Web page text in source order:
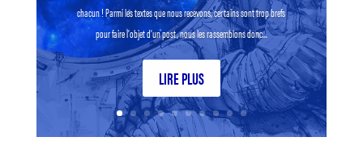
chacun ! Parmi les textes que nous recevons, certains sont trop brefs
pour faire l’objet d’un post, nous les rassemblons donc...
LIRE PLUS